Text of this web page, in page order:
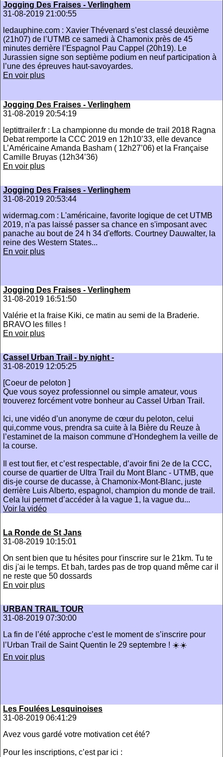
Jogging Des Fraises - Verlinghem
31-08-2019 21:00:55
ledauphine.com : Xavier Thévenard s’est classé deuxième
(21h07) de l’UTMB ce samedi à Chamonix près de 45
minutes derrière l’Espagnol Pau Cappel (20h19). Le
Jurassien signe son septième podium en neuf participation à
l’une des épreuves haut-savoyardes.
En voir plus
Jogging Des Fraises - Verlinghem
31-08-2019 20:54:19
leptittrailer.fr : La championne du monde de trail 2018 Ragna
Debat remporte la CCC 2019 en 12h10’33, elle devance
L’Américaine Amanda Basham ( 12h27’06) et la Française
Camille Bruyas (12h34’36)
En voir plus
Jogging Des Fraises - Verlinghem
31-08-2019 20:53:44
widermag.com : L'américaine, favorite logique de cet UTMB
2019, n'a pas laissé passer sa chance en s'imposant avec
panache au bout de 24 h 34 d'efforts. Courtney Dauwalter, la
reine des Western States...
En voir plus
Jogging Des Fraises - Verlinghem
31-08-2019 16:51:50
Valérie et la fraise Kiki, ce matin au semi de la Braderie.
BRAVO les filles !
En voir plus
Cassel Urban Trail - by night -
31-08-2019 12:05:25
[Coeur de peloton ]
Que vous soyez professionnel ou simple amateur, vous
trouverez forcément votre bonheur au Cassel Urban Trail.
Ici, une vidéo d’un anonyme de cœur du peloton, celui
qui,comme vous, prendra sa cuite à la Bière du Reuze à
l’estaminet de la maison commune d’Hondeghem la veille de
la course.
Il est tout fier, et c’est respectable, d’avoir fini 2e de la CCC,
course de quartier de Ultra Trail du Mont Blanc - UTMB, que
dis-je course de ducasse, à Chamonix-Mont-Blanc, juste
derrière Luis Alberto, espagnol, champion du monde de trail.
Cela lui permet d’accéder à la vague 1, la vague du...
Voir la vidéo
La Ronde de St Jans
31-08-2019 10:15:01
On sent bien que tu hésites pour t'inscrire sur le 21km. Tu te
dis j'ai le temps. Et bah, tardes pas de trop quand même car il
ne reste que 50 dossards
En voir plus
URBAN TRAIL TOUR
31-08-2019 07:30:00
La fin de l’été approche c’est le moment de s’inscrire pour
l’Urban Trail de Saint Quentin le 29 septembre ! ☀️☀️
En voir plus
Les Foulées Lesquinoises
31-08-2019 06:41:29
Avez vous gardé votre motivation cet été?
Pour les inscriptions, c’est par ici :